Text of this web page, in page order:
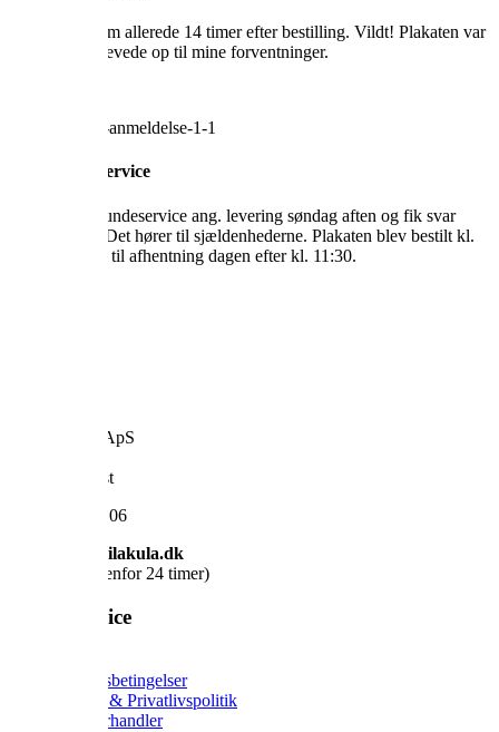
Min plakat kom allerede 14 timer efter bestilling. Vildt! Plakaten var
super flot og levede op til mine forventninger.
Vaks kundeservice
Kontaktede kundeservice ang. levering søndag aften og fik svar
efter en time. Det hører til sjældenhederne. Plakaten blev bestilt kl.
15 og var klar til afhentning dagen efter kl. 11:30.
Homedec.dk ApS
7120 Vejle Øst
CVR: 40340106
Mail: info@vilakula.dk
(Vi svarer indenfor 24 timer)
Kundeservice
Handelsbetingelser
Cookie & Privatlivspolitik
Find forhandler